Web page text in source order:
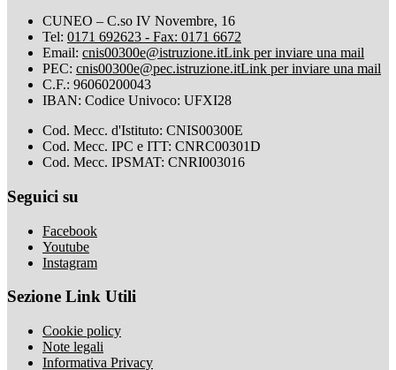
CUNEO – C.so IV Novembre, 16
Tel: 0171 692623 - Fax: 0171 6672
Email: cnis00300e@istruzione.itLink per inviare una mail
PEC: cnis00300e@pec.istruzione.itLink per inviare una mail
C.F.: 96060200043
IBAN: Codice Univoco: UFXI28
Cod. Mecc. d'Istituto: CNIS00300E
Cod. Mecc. IPC e ITT: CNRC00301D
Cod. Mecc. IPSMAT: CNRI003016
Seguici su
Facebook
Youtube
Instagram
Sezione Link Utili
Cookie policy
Note legali
Informativa Privacy